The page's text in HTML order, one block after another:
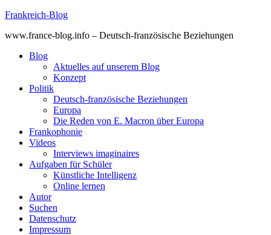
Skip
content
Frankreich-Blog
www.france-blog.info – Deutsch-französische Beziehungen
Blog
Aktuelles auf unserem Blog
Konzept
Politik
Deutsch-französische Beziehungen
Europa
Die Reden von E. Macron über Europa
Frankophonie
Videos
Interviews imaginaires
Aufgaben für Schüler
Künstliche Intelligenz
Online lernen
Autor
Suchen
Datenschutz
Impressum